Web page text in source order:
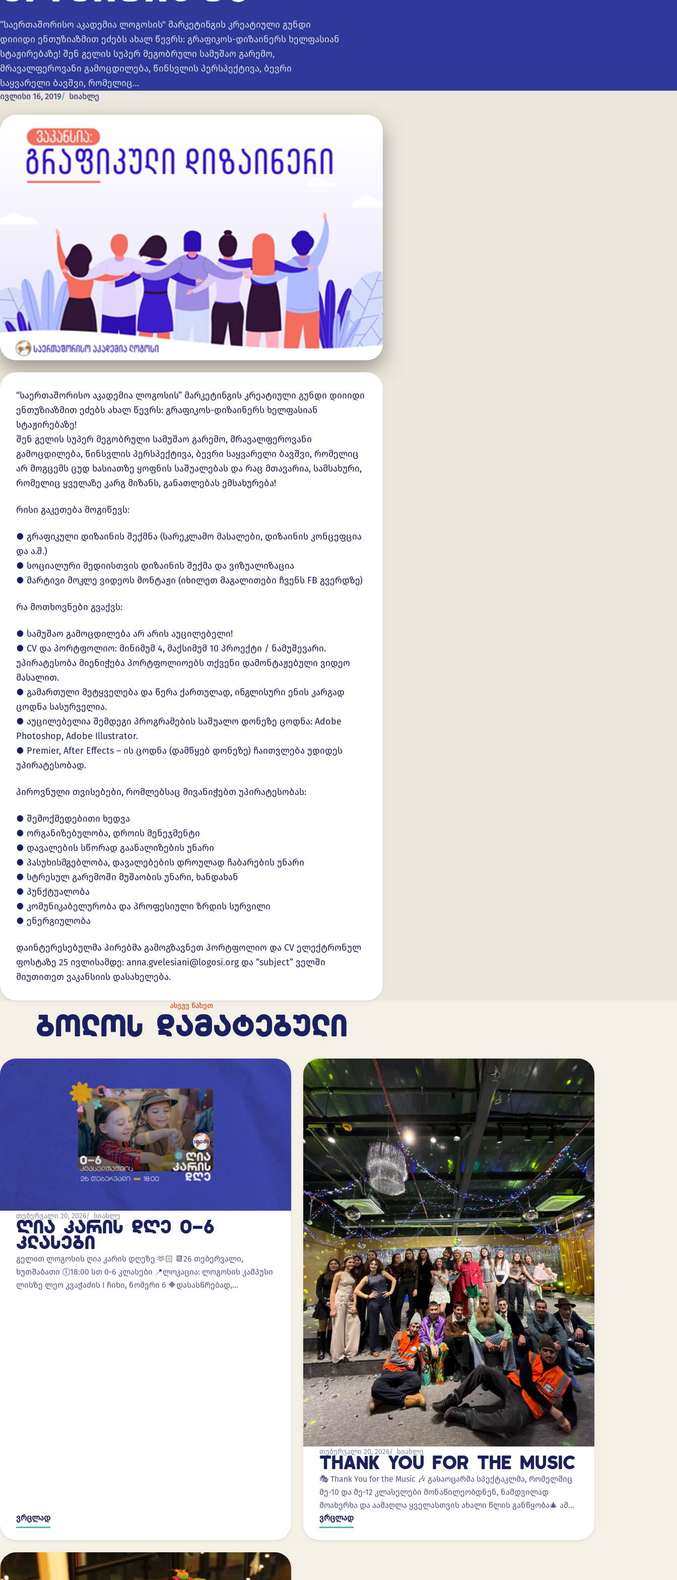
“საერთაშორისო აკადემია ლოგოსის" მარკეტინგის კრეატიული გუნდი
დიიიდი ენთუზიაზმით ეძებს ახალ წევრს: გრაფიკოს-დიზაინერს ხელფასიან
სტაჟირებაზე! შენ გელის სუპერ მეგობრული სამუშაო გარემო,
მრავალფეროვანი გამოცდილება, წინსვლის პერსპექტივა, ბევრი
საყვარელი ბავშვი, რომელიც…
ივლისი 16, 2019 სიახლე
“საერთაშორისო აკადემია ლოგოსის” მარკეტინგის კრეატიული გუნდი დიიიდი
ენთუზიაზმით ეძებს ახალ წევრს: გრაფიკოს-დიზაინერს ხელფასიან
სტაჟირებაზე!
შენ გელის სუპერ მეგობრული სამუშაო გარემო, მრავალფეროვანი
გამოცდილება, წინსვლის პერსპექტივა, ბევრი საყვარელი ბავშვი, რომელიც
არ მოგცემს ცუდ ხასიათზე ყოფნის საშუალებას და რაც მთავარია, სამსახური,
რომელიც ყველაზე კარგ მიზანს, განათლებას ემსახურება!
რისი გაკეთება მოგიწევს:
● გრაფიკული დიზაინის შექმნა (სარეკლამო მასალები, დიზაინის კონცეფცია
და ა.შ.)
● სოციალური მედიისთვის დიზაინის შექმა და ვიზუალიზაცია
● მარტივი მოკლე ვიდეოს მონტაჟი (იხილეთ მაგალითები ჩვენს FB გვერდზე)
რა მოთხოვნები გვაქვს:
● სამუშაო გამოცდილება არ არის აუცილებელი!
● CV და პორტფოლიო: მინიმუმ 4, მაქსიმუმ 10 პროექტი / ნამუშევარი.
უპირატესობა მიენიჭება პორტფოლიოებს თქვენი დამონტაჟებული ვიდეო
მასალით.
● გამართული მეტყველება და წერა ქართულად, ინგლისური ენის კარგად
ცოდნა სასურველია.
● აუცილებელია შემდეგი პროგრამების საშუალო დონეზე ცოდნა: Adobe
Photoshop, Adobe Illustrator.
● Premier, After Effects – ის ცოდნა (დამწყებ დონეზე) ჩაითვლება უდიდეს
უპირატესობად.
პიროვნული თვისებები, რომლებსაც მივანიჭებთ უპირატესობას:
● შემოქმედებითი ხედვა
● ორგანიზებულობა, დროის მენეჯმენტი
● დავალების სწორად გაანალიზების უნარი
● პასუხისმგებლობა, დავალებების დროულად ჩაბარების უნარი
● სტრესულ გარემოში მუშაობის უნარი, ხანდახან
● პუნქტუალობა
● კომუნიკაბელურობა და პროფესიული ზრდის სურვილი
● ენერგიულობა
დაინტერესებულმა პირებმა გამოგზავნეთ პორტფოლიო და CV ელექტრონულ
ფოსტაზე 25 ივლისამდე: anna.gvelesiani@logosi.org და “subject” ველში
მიუთითეთ ვაკანსიის დასახელება.
ᲐᲡᲔᲕᲔ ᲜᲐᲮᲔᲗ
ᲑᲝᲚᲝᲡ ᲓᲐᲛᲐᲢᲔᲑᲣᲚᲘ
თებერვალი 20, 2026 სიახლე
ᲦᲘᲐ ᲙᲐᲠᲘᲡ ᲓᲦᲔ 0-6
ᲙᲚᲐᲡᲔᲑᲘ
გელით ლოგოსის ღია კარის დღეზე 🫶🏻 📆26 თებერვალი,
ხუთშაბათი 🕕18:00 სთ 0-6 კლასები 📍ლოკაცია: ლოგოსის კამპუსი
ლისზე ლეო კვაჭაძის I ჩიხი, ნომერი 6 🔶დასასწრებად,…
ვრცლად
თებერვალი 20, 2026 სიახლე
THANK YOU FOR THE MUSIC
🎭 Thank You for the Music 🎶 გასაოცარმა სპექტაკლმა, რომელშიც
მე-10 და მე-12 კლასელები მონაწილეობდნენ, ნამდვილად
მოახერხა და აამაღლა ყველასთვის ახალი წლის განწყობა🎄 ამ…
ვრცლად